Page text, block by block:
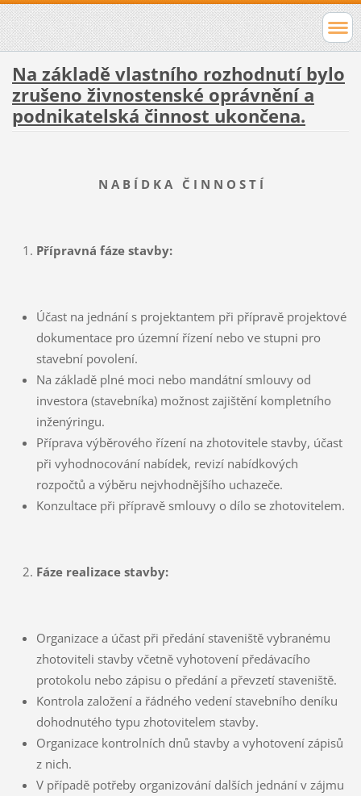
Na základě vlastního rozhodnutí bylo
zrušeno živnostenské oprávnění a
podnikatelská činnost ukončena.
N A B Í D K A Č I N N O S T Í
Přípravná fáze stavby:
Účast na jednání s projektantem při přípravě projektové
dokumentace pro územní řízení nebo ve stupni pro
stavební povolení.
Na základě plné moci nebo mandátní smlouvy od
investora (stavebníka) možnost zajištění kompletního
inženýringu.
Příprava výběrového řízení na zhotovitele stavby, účast
při vyhodnocování nabídek, revizí nabídkových
rozpočtů a výběru nejvhodnějšího uchazeče.
Konzultace při přípravě smlouvy o dílo se zhotovitelem.
Fáze realizace stavby:
Organizace a účast při předání staveniště vybranému
zhotoviteli stavby včetně vyhotovení předávacího
protokolu nebo zápisu o předání a převzetí staveniště.
Kontrola založení a řádného vedení stavebního deníku
dohodnutého typu zhotovitelem stavby.
Organizace kontrolních dnů stavby a vyhotovení zápisů
z nich.
V případě potřeby organizování dalších jednání v zájmu